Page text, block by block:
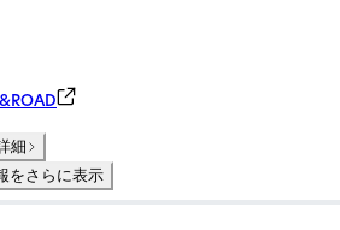
細
をさらに表示